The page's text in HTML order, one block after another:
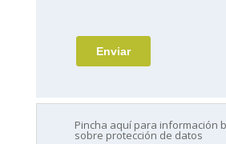
Pincha aquí para información
sobre protección de datos